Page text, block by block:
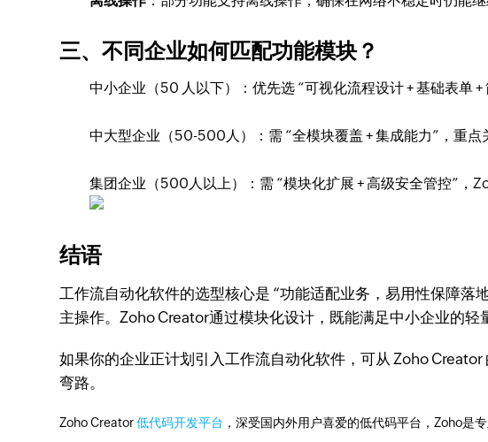
三、不同企业如何匹配功能模块？​
中小企业（50 人以下）：优先选 “可视化流程设计 + 基础表单
中大型企业（50-500人）：需 “全模块覆盖 + 集成能力”，重
集团企业（500人以上）：需 “模块化扩展 + 高级安全管控”，
结语​
工作流自动化软件的选型核心是 “功能适配业务，易用性保障
主操作。Zoho Creator通过模块化设计，既能满足中小企业的
如果你的企业正计划引入工作流自动化软件，可从 Zoho Creator
弯路。
Zoho Creator低代码开发平台 ，深受国内外用户喜爱的低代码平台，Zoho是